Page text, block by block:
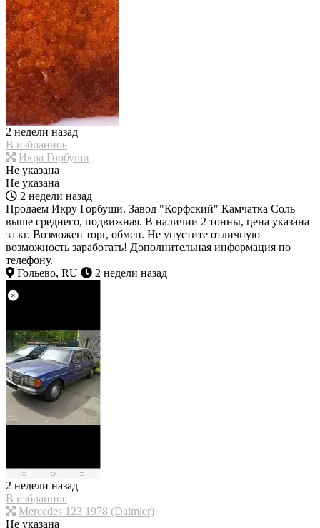
2 недели назад
В избранное
Икра Горбуши
Не указана
Не указана
2 недели назад
Продаем Икру Горбуши. Завод "Корфский" Камчатка Соль
выше среднего, подвижная. В наличии 2 тонны, цена указана
за кг. Возможен торг, обмен. Не упустите отличную
возможность заработать! Дополнительная информация по
телефону.
Гольево, RU
2 недели назад
2 недели назад
В избранное
Mercedes 123 1978 (Daimler)
Не указана